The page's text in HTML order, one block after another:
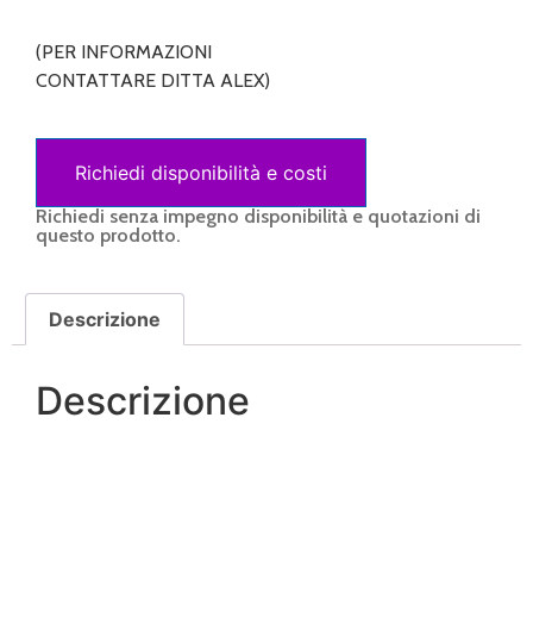
(PER INFORMAZIONI
CONTATTARE DITTA ALEX)
Richiedi disponibilità e costi
Richiedi senza impegno disponibilità e quotazioni di
questo prodotto.
Descrizione
Descrizione